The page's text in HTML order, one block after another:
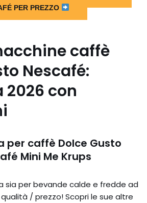
PER PREZZO
caffè
Nescafé:
con
per caffè Dolce Gusto
Mini Me Krups
sia per bevande calde e fredde ad
/ prezzo! Scopri le sue altre